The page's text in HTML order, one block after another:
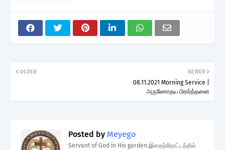
NEWER
08.11.2021 Morning Service |
அருணோதய பிரார்த்தனை
OLDER
Posted by Meyego
Servant of God in His garden.இறைத்தோட்டத்தில்